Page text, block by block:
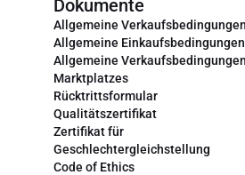
Dokumente
Allgemeine Verkaufsbedingungen
Allgemeine Einkaufsbedingungen
Allgemeine
Marktplatzes
Rücktrittsformular
Qualitätszertifikat
Zertifikat für
Geschlechtergleichstellung
Code of Ethics